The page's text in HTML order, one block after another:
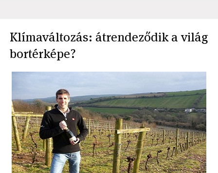
Klímaváltozás: átrendeződik a világ
bortérképe?